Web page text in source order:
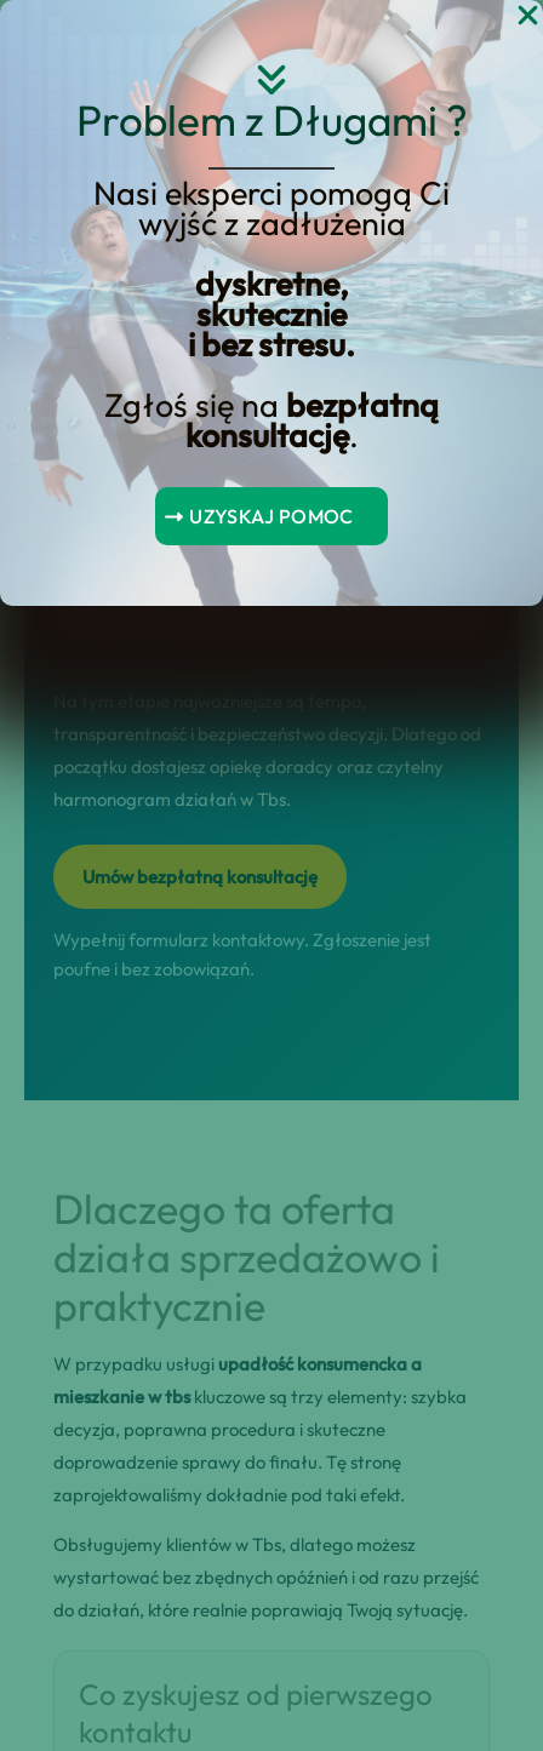
Problem z Długami ?
Nasi eksperci pomogą Ci
wyjść z zadłużenia
dyskretne,
skutecznie
i bez stresu.
Zgłoś się na bezpłatną
konsultację.
UZYSKAJ POMOC
Przejdź
KREDYT123.PL – OFERTA SPRZEDAŻOWA
upadłość konsumencka
a mieszkanie w tbs
upadłość konsumencka a mieszkanie w
tbs to usługa, którą prowadzimy w
modelu nastawionym na wynik:
diagnoza sytuacji, dobór rozwiązania,
przeprowadzenie procesu i domknięcie
transparentność i bezpieczeństwo decyzji. Dlatego od
początku dostajesz opiekę doradcy oraz czytelny
harmonogram działań w Tbs.
Umów bezpłatną konsultację
Wypełnij formularz kontaktowy. Zgłoszenie jest
poufne i bez zobowiązań.
Dlaczego ta oferta
działa sprzedażowo i
praktycznie
W przypadku usługi upadłość konsumencka a
mieszkanie w tbskluczowe są trzy elementy: szybka
decyzja, poprawna procedura i skuteczne
doprowadzenie sprawy do finału. Tę stronę
zaprojektowaliśmy dokładnie pod taki efekt.
Obsługujemy klientów w Tbs, dlatego możesz
wystartować bez zbędnych opóźnień i od razu przejść
do działań, które realnie poprawiają Twoją sytuację.
Co zyskujesz od pierwszego
kontaktu